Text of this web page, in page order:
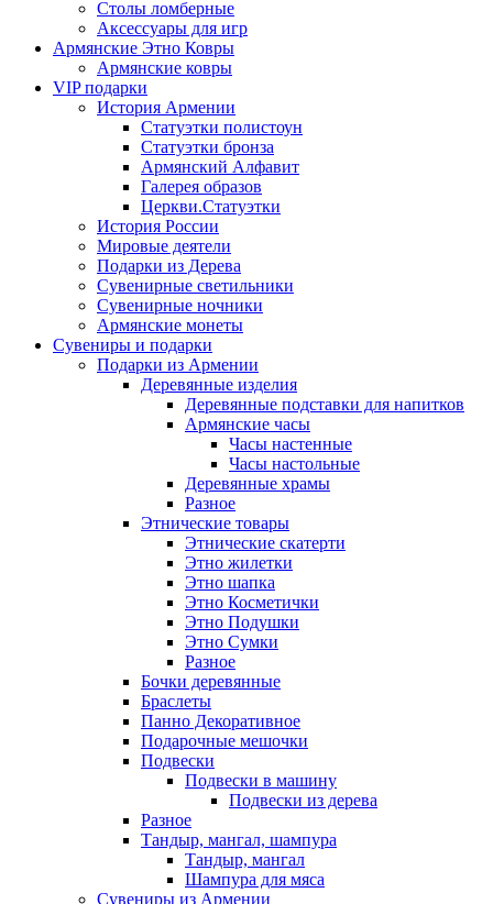
Столы ломберные
Аксессуары для игр
Армянские Этно Ковры
Армянские ковры
VIP подарки
История Армении
Статуэтки полистоун
Статуэтки бронза
Армянский Алфавит
Галерея образов
Церкви.Статуэтки
История России
Мировые деятели
Подарки из Дерева
Сувенирные светильники
Сувенирные ночники
Армянские монеты
Сувениры и подарки
Подарки из Армении
Деревянные изделия
Деревянные подставки для напитков
Армянские часы
Часы настенные
Часы настольные
Деревянные храмы
Разное
Этнические товары
Этнические скатерти
Этно жилетки
Этно шапка
Этно Косметички
Этно Подушки
Этно Сумки
Разное
Бочки деревянные
Браслеты
Панно Декоративное
Подарочные мешочки
Подвески
Подвески в машину
Подвески из дерева
Разное
Тандыр, мангал, шампура
Тандыр, мангал
Шампура для мяса
Сувениры из Армении